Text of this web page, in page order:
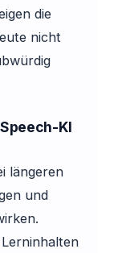
die
nicht
KI
längeren
und